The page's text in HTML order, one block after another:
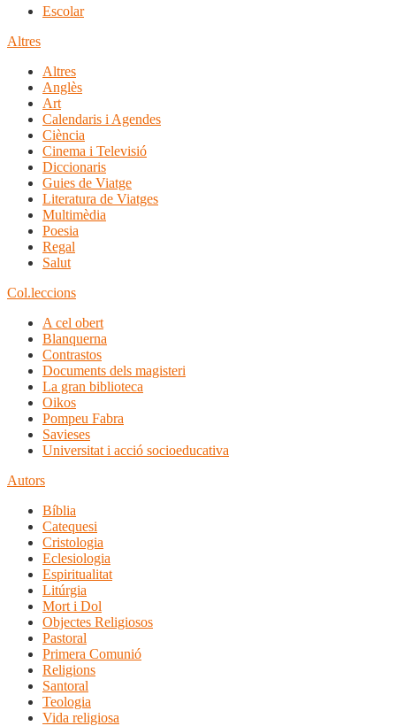
Escolar
Altres
Altres
Anglès
Art
Calendaris i Agendes
Ciència
Cinema i Televisió
Diccionaris
Guies de Viatge
Literatura de Viatges
Multimèdia
Poesia
Regal
Salut
Col.leccions
A cel obert
Blanquerna
Contrastos
Documents dels magisteri
La gran biblioteca
Oikos
Pompeu Fabra
Savieses
Universitat i acció socioeducativa
Autors
Bíblia
Catequesi
Cristologia
Eclesiologia
Espiritualitat
Litúrgia
Mort i Dol
Objectes Religiosos
Pastoral
Primera Comunió
Religions
Santoral
Teologia
Vida religiosa